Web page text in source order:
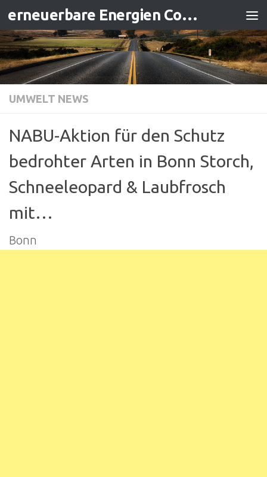
Zum Inhalt springen erneuerbare Energien Contracting
UMWELT NEWS
NABU-Aktion für den Schutz
bedrohter Arten in Bonn Storch,
Schneeleopard & Laubfrosch
mit…
Bonn